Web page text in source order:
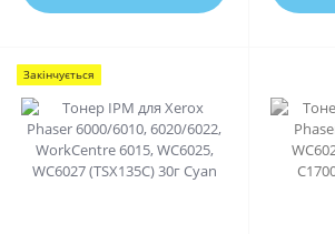
Закінчується